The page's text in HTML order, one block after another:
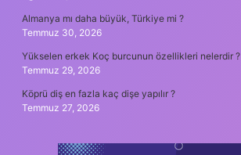
Almanya mı daha büyük, Türkiye mi ?
Temmuz 30, 2026
Yükselen erkek Koç burcunun özellikleri nelerdir ?
Temmuz 29, 2026
Köprü diş en fazla kaç dişe yapılır ?
Temmuz 27, 2026